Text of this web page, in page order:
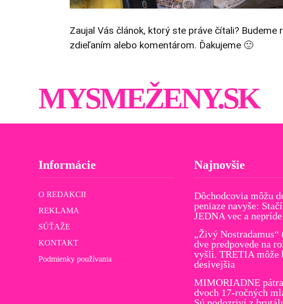
Zaujal Vás článok, ktorý ste práve čítali? Budeme
zdieľaním alebo komentárom. Ďakujeme 🙂
MYSMEŽENY.SK
Informácie
O REDAKCII
REKLAMA
SÚŤAŽE
KONTAKT
Podmienky používania
Najnovšie
Dôchodcovia môžu
peniaze navyše:
JEDNA vec a
„Živý Nostradamus“
dve predpovede na
vyšli. TRETIA môže
desivejšia
MIMORIADNE
dvoch 17-ročných